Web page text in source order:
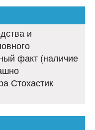
и
факт (наличие
Стохастик